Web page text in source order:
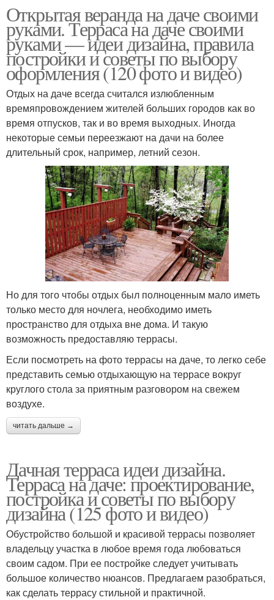
Открытая веранда на даче своими
руками. Терраса на даче своими
руками — идеи дизайна, правила
постройки и советы по выбору
оформления (120 фото и видео)
Отдых на даче всегда считался излюбленным
времяпровождением жителей больших городов как во
время отпусков, так и во время выходных. Иногда
некоторые семьи переезжают на дачи на более
длительный срок, например, летний сезон.
Но для того чтобы отдых был полноценным мало иметь
только место для ночлега, необходимо иметь
пространство для отдыха вне дома. И такую
возможность предоставляю террасы.
Если посмотреть на фото террасы на даче, то легко себе
представить семью отдыхающую на террасе вокруг
круглого стола за приятным разговором на свежем
воздухе.
читать дальше →
Дачная терраса идеи дизайна.
Терраса на даче: проектирование,
постройка и советы по выбору
дизайна (125 фото и видео)
Обустройство большой и красивой террасы позволяет
владельцу участка в любое время года любоваться
своим садом. При ее постройке следует учитывать
большое количество нюансов. Предлагаем разобраться,
как сделать террасу стильной и практичной.